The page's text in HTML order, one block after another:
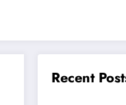
Recent